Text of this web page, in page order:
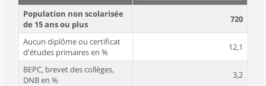
Population non scolarisée
de 15 ans ou plus
720
Aucun diplôme ou certificat
d'études primaires en %
12,1
BEPC, brevet des collèges,
DNB en %
3,2